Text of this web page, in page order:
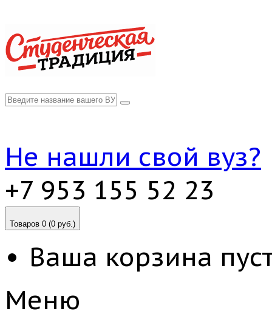
Не нашли свой вуз?
+7 953 155 52 23
Товаров 0 (0 руб.)
Ваша корзина
Меню